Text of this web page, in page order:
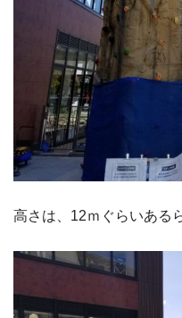
高さは、12ｍぐらいある